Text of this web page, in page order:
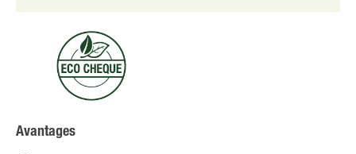
Avantages